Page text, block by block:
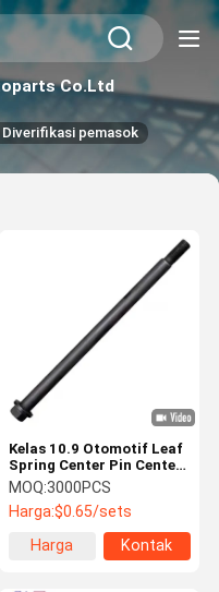
Co.Ltd
Diverifikasi pemasok
Kelas 10.9 Otomotif Leaf
Spring Center Pin Center
Bolt In Truck
MOQ:3000PCS
Harga:$0.65/sets
Harga
Kontak